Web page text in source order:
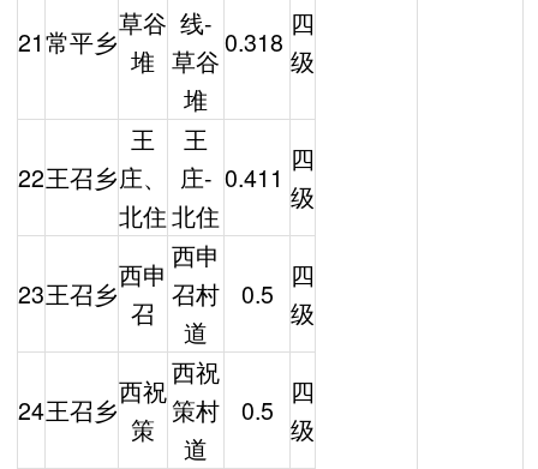
21常平乡
草谷
堆
线-
草谷
堆
0.318
四
级
22王召乡
王
庄、
北住
王
庄-
北住
0.411
四
级
23王召乡
西申
召
西申
召村
道
0.5
四
级
24王召乡
西祝
策
西祝
策村
道
0.5
四
级